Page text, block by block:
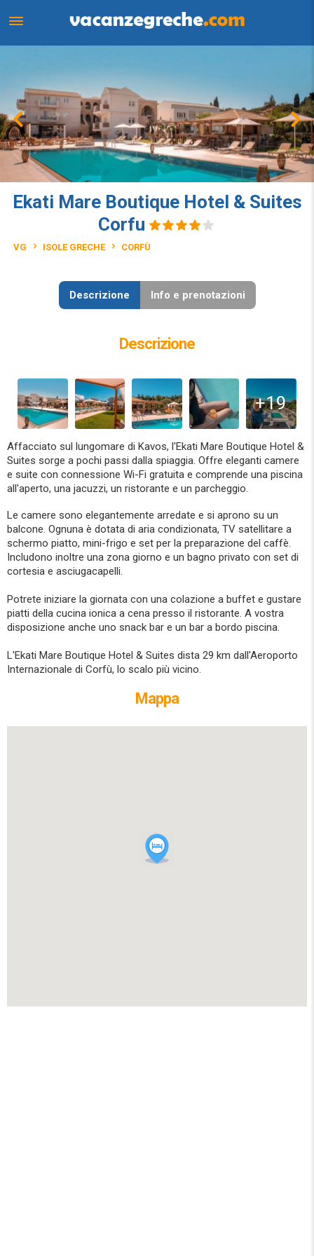
Ekati Mare Boutique Hotel & Suites
Corfu
VG ISOLE GRECHE CORFÙ
Descrizione Info e prenotazioni
Descrizione
+19
Affacciato sul lungomare di Kavos, l'Ekati Mare Boutique Hotel &
Suites sorge a pochi passi dalla spiaggia. Offre eleganti camere
e suite con connessione Wi-Fi gratuita e comprende una piscina
all'aperto, una jacuzzi, un ristorante e un parcheggio.
Le camere sono elegantemente arredate e si aprono su un
balcone. Ognuna è dotata di aria condizionata, TV satellitare a
schermo piatto, mini-frigo e set per la preparazione del caffè.
Includono inoltre una zona giorno e un bagno privato con set di
cortesia e asciugacapelli.
Potrete iniziare la giornata con una colazione a buffet e gustare
piatti della cucina ionica a cena presso il ristorante. A vostra
disposizione anche uno snack bar e un bar a bordo piscina.
L'Ekati Mare Boutique Hotel & Suites dista 29 km dall'Aeroporto
Internazionale di Corfù, lo scalo più vicino.
Mappa